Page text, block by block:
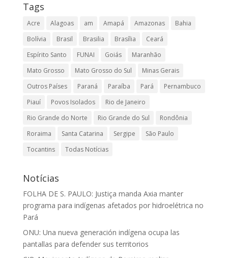
Tags
Acre Alagoas am Amapá Amazonas
Bahia
Bolívia
Brasil Brasilia Brasília
Ceará
Espírito Santo
FUNAI Goiás
Maranhão
Mato Grosso
Mato Grosso do Sul
Minas Gerais
Outros Países
Paraná Paraíba Pará
Pernambuco
Piauí
Povos Isolados
Rio de Janeiro
Rio Grande do Norte
Rio Grande do Sul
Rondônia
Roraima
Santa Catarina Sergipe
São Paulo
Tocantins
Todas Notícias
Notícias
FOLHA DE S. PAULO: Justiça manda Axia manter
programa para indígenas afetados por hidroelétrica no
Pará
ONU: Una nueva generación indígena ocupa las
pantallas para defender sus territorios